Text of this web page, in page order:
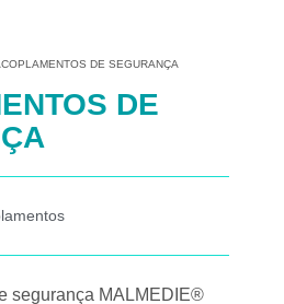
DE SEGURANÇA
DE
segurança MALMEDIE®